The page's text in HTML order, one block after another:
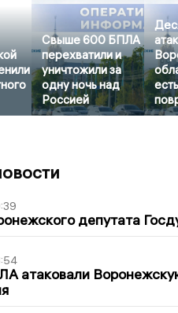
Свыше 600 БПЛА
перехватили и
уничтожили за
одну ночь над
Россией
есть
депутата
атаковали